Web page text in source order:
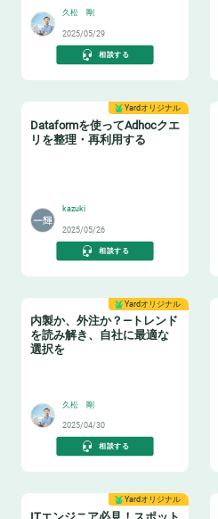
久松 剛
2025/05/29
相談する
Yardオリジナル
Dataformを使ってAdhocクエ
リを整理・再利用する
kazuki
2025/05/26
相談する
Yardオリジナル
内製か、外注か？—トレンド
を読み解き、自社に最適な
選択を
久松 剛
2025/04/30
相談する
Yardオリジナル